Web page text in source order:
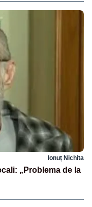
Ionuț Nichita
„Problema de la